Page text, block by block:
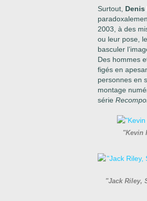
Surtout, Denis
2003, à des
ou leur pose,
basculer
Des hommes
figés en
personnes en
montage
série
"Kevin
"Jack Riley,